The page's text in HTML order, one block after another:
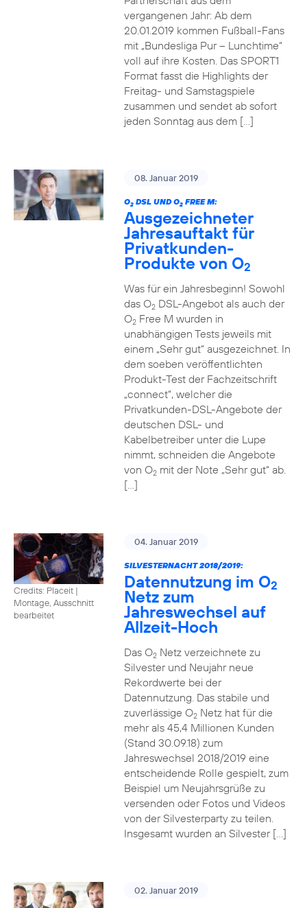
vergangenen Jahr: Ab dem
20.01.2019 kommen Fußball-Fans
mit „Bundesliga Pur – Lunchtime“
voll auf ihre Kosten. Das SPORT1
Format fasst die Highlights der
Freitag- und Samstagspiele
zusammen und sendet ab sofort
jeden Sonntag aus dem […]
08. Januar 2019
O2DSL UND O2FREE M:
Ausgezeichneter
Jahresauftakt für
Privatkunden-
Produkte von O2
Was für ein Jahresbeginn! Sowohl
das O2DSL-Angebot als auch der
O2Free M wurden in
unabhängigen Tests jeweils mit
einem „Sehr gut“ ausgezeichnet. In
dem soeben veröffentlichten
Produkt-Test der Fachzeitschrift
„connect“, welcher die
Privatkunden-DSL-Angebote der
deutschen DSL- und
Kabelbetreiber unter die Lupe
nimmt, schneiden die Angebote
von O2mit der Note „Sehr gut“ ab.
[…]
Credits: Placeit |
Montage, Ausschnitt
bearbeitet
04. Januar 2019
SILVESTERNACHT 2018/2019:
Datennutzung im O2
Netz zum
Jahreswechsel auf
Allzeit-Hoch
Das O2Netz verzeichnete zu
Silvester und Neujahr neue
Rekordwerte bei der
Datennutzung. Das stabile und
zuverlässige O2Netz hat für die
mehr als 45,4 Millionen Kunden
(Stand 30.09.18) zum
Jahreswechsel 2018/2019 eine
entscheidende Rolle gespielt, zum
Beispiel um Neujahrsgrüße zu
versenden oder Fotos und Videos
von der Silvesterparty zu teilen.
Insgesamt wurden an Silvester […]
02. Januar 2019